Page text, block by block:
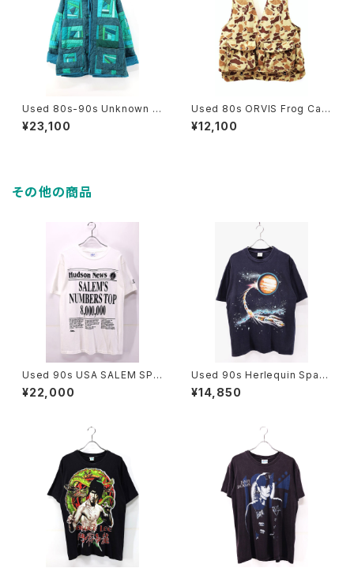
Used 80s-90s Unknown T
urquoise Quilt Patch Work
Padded Jacket Size L-XL
¥23,100
Used 80s ORVIS Frog Cam
o Hunting Gimmick Vest Si
ze L 古着
¥12,100
その他の商品
Used 90s USA SALEM SPO
RTS WEAR News Paper Gr
aphic T-Shirt Size L 古着
¥22,000
Used 90s Herlequin Spac
e Comet Art Graphic T-Shir
t Size XL 古着
¥14,850